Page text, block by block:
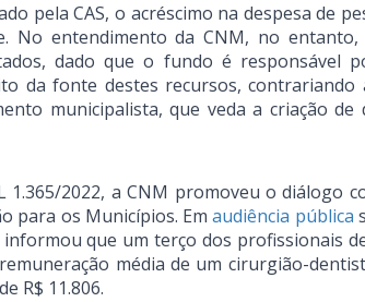
pela CAS, o acréscimo na despesa de
No entendimento da CNM, no
dado que o fundo é responsável
da fonte destes recursos, contrariando
municipalista, que veda a criação de
1.365/2022, a CNM promoveu o diálogo
para os Municípios. Emaudiência pública
informou que um terço dos profissionais
média de um cirurgião-
R$ 11.806.